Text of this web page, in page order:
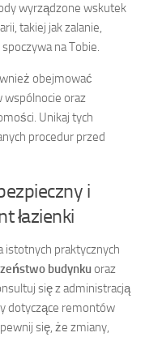
wyrządzone wskutek
takiej jak zalanie,
na Tobie.
obejmować
wspólnocie oraz
Unikaj tych
procedur przed
i
łazienki
istotnych praktycznych
budynkuoraz
się z administracją
dotyczące remontów
się, że zmiany,